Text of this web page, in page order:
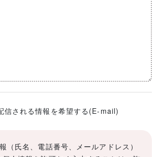
信される情報を希望する(E-mail)
（氏名、電話番号、メールアドレス）